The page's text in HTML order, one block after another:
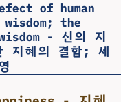
of human
the
- 신의 지
지혜의 결함; 세